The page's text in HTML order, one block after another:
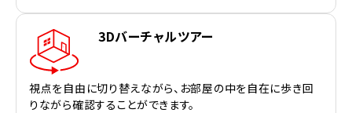
3Dバーチャルツアー
視点を自由に切り替えながら、お部屋の中を自在に歩き回
りながら確認することができます。